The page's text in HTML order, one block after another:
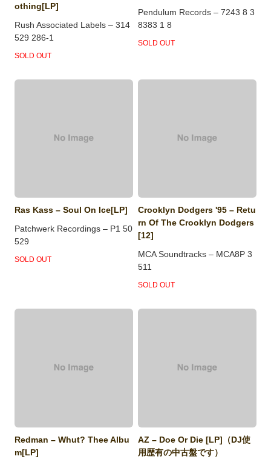
othing[LP]
Rush Associated Labels – 314
529 286-1
SOLD OUT
Pendulum Records – 7243 8 3
8383 1 8
SOLD OUT
Ras Kass – Soul On Ice[LP]
Patchwerk Recordings – P1 50
529
SOLD OUT
Crooklyn Dodgers '95 – Retu
rn Of The Crooklyn Dodgers
[12]
MCA Soundtracks – MCA8P 3
511
SOLD OUT
Redman – Whut? Thee Albu
m[LP]
AZ – Doe Or Die [LP]（DJ使
用歴有の中古盤です）